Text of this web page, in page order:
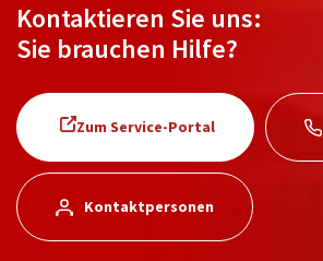
Kontaktieren Sie uns:
Sie brauchen Hilfe?
Zum Service-Portal
Kontaktpersonen